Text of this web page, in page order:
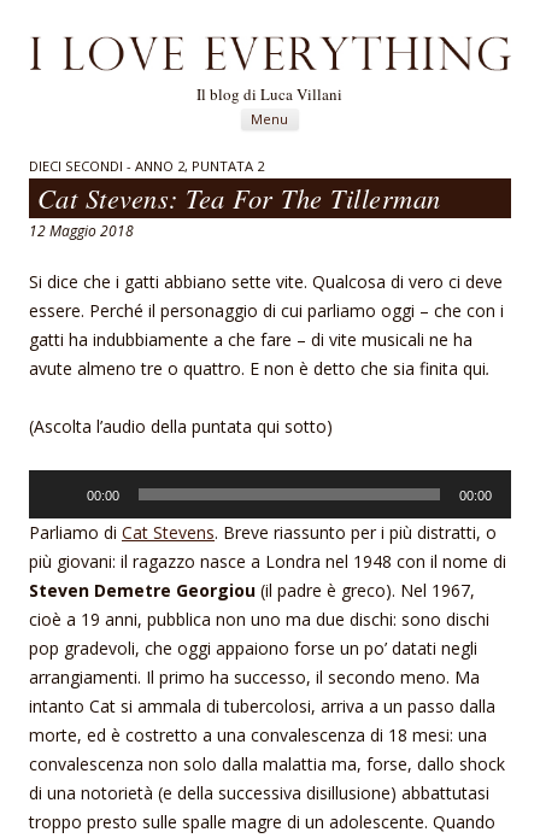
Il blog di Luca Villani
Menu
DIECI SECONDI - ANNO 2, PUNTATA 2
Cat Stevens: Tea For The Tillerman
12 Maggio 2018
Si dice che i gatti abbiano sette vite. Qualcosa di vero ci deve
essere. Perché il personaggio di cui parliamo oggi – che con i
gatti ha indubbiamente a che fare – di vite musicali ne ha
avute almeno tre o quattro. E non è detto che sia finita qui.
(Ascolta l’audio della puntata qui sotto)
00:00 00:00
Parliamo di Cat Stevens. Breve riassunto per i più distratti, o
più giovani: il ragazzo nasce a Londra nel 1948 con il nome di
Steven Demetre Georgiou (il padre è greco). Nel 1967,
cioè a 19 anni, pubblica non uno ma due dischi: sono dischi
pop gradevoli, che oggi appaiono forse un po’ datati negli
arrangiamenti. Il primo ha successo, il secondo meno. Ma
intanto Cat si ammala di tubercolosi, arriva a un passo dalla
morte, ed è costretto a una convalescenza di 18 mesi: una
convalescenza non solo dalla malattia ma, forse, dallo shock
di una notorietà (e della successiva disillusione) abbattutasi
troppo presto sulle spalle magre di un adolescente. Quando